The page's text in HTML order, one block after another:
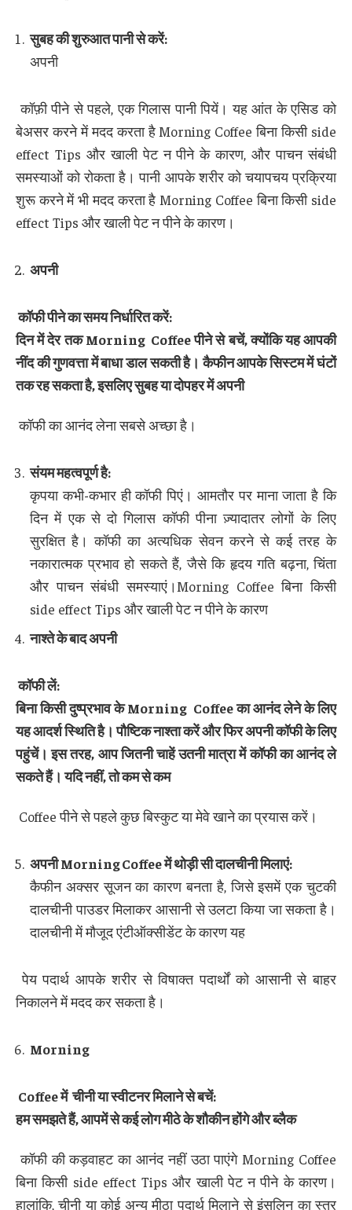
सुबह की शुरुआत पानी से करें:
अपनी
कॉफ़ी पीने से पहले, एक गिलास पानी पियें। यह आंत के एसिड को
बेअसर करने में मदद करता है Morning Coffee बिना किसी side
effect Tips और खाली पेट न पीने के कारण, और पाचन संबंधी
समस्याओं को रोकता है। पानी आपके शरीर को चयापचय प्रक्रिया
शुरू करने में भी मदद करता है Morning Coffee बिना किसी side
effect Tips और खाली पेट न पीने के कारण।
अपनी
कॉफी पीने का समय निर्धारित करें:
दिन में देर तकMorning Coffeeपीने से बचें,क्योंकि यह आपकी
नींद की गुणवत्ता में बाधा डाल सकती है। कैफीन आपके सिस्टम में घंटों
तक रह सकता है,इसलिए सुबह या दोपहर में अपनी
कॉफी का आनंद लेना सबसे अच्छा है।
संयम महत्वपूर्ण है:
कृपया कभी-कभार ही कॉफी पिएं। आमतौर पर माना जाता है कि
दिन में एक से दो गिलास कॉफी पीना ज़्यादातर लोगों के लिए
सुरक्षित है। कॉफी का अत्यधिक सेवन करने से कई तरह के
नकारात्मक प्रभाव हो सकते हैं, जैसे कि हृदय गति बढ़ना, चिंता
और पाचन संबंधी समस्याएं।Morning Coffee बिना किसी
side effect Tips और खाली पेट न पीने के कारण
नाश्ते के बाद अपनी
कॉफी लें:
बिना किसी दुष्प्रभाव केMorning Coffeeका आनंद लेने के लिए
यह आदर्श स्थिति है। पौष्टिक नाश्ता करें और फिर अपनी कॉफी के लिए
पहुंचें। इस तरह, आप जितनी चाहें उतनी मात्रा में कॉफी का आनंद ले
सकते हैं। यदि नहीं,तो कम से कम
Coffee पीने से पहले कुछ बिस्कुट या मेवे खाने का प्रयास करें।
अपनीMorning Coffeeमें थोड़ी सी दालचीनी मिलाएं:
कैफीन अक्सर सूजन का कारण बनता है, जिसे इसमें एक चुटकी
दालचीनी पाउडर मिलाकर आसानी से उलटा किया जा सकता है।
दालचीनी में मौजूद एंटीऑक्सीडेंट के कारण यह
पेय पदार्थ आपके शरीर से विषाक्त पदार्थों को आसानी से बाहर
निकालने में मदद कर सकता है।
Morning
Coffeeमेंचीनी या स्वीटनर मिलाने से बचें:
हम समझते हैं,आपमें से कई लोग मीठे के शौकीन होंगे और ब्लैक
कॉफी की कड़वाहट का आनंद नहीं उठा पाएंगे Morning Coffee
बिना किसी side effect Tips और खाली पेट न पीने के कारण।
हालांकि, चीनी या कोई अन्य मीठा पदार्थ मिलाने से इंसुलिन का स्तर